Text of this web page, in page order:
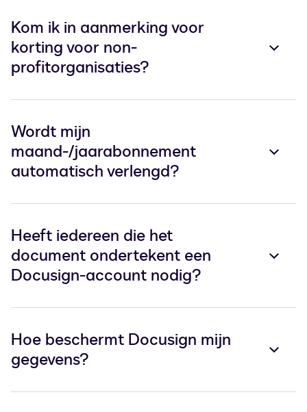
Kom ik in aanmerking voor
korting voor non-
profitorganisaties?
Wordt mijn
maand-/jaarabonnement
automatisch verlengd?
Heeft iedereen die het
document ondertekent een
Docusign-account nodig?
Hoe beschermt Docusign mijn
gegevens?